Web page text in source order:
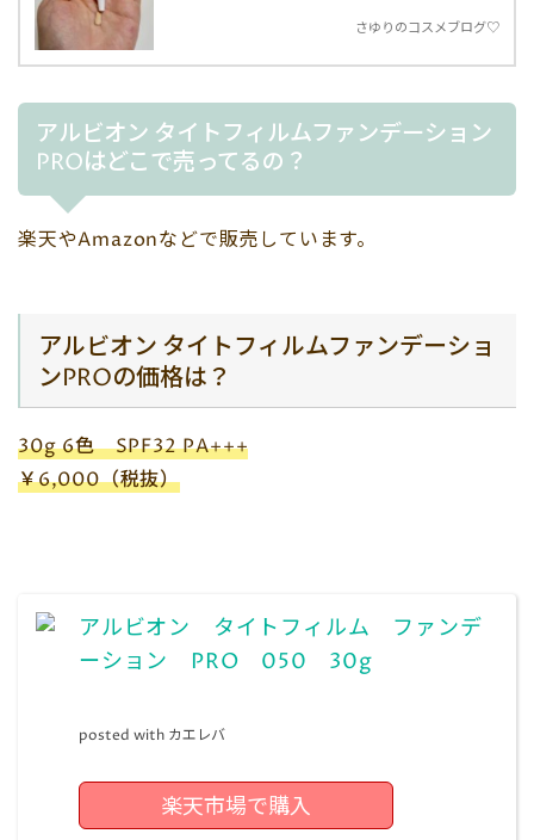
さゆりのコスメブログ♡
アルビオン タイトフィルムファンデーション
PROはどこで売ってるの？
楽天やAmazonなどで販売しています。
アルビオン タイトフィルムファンデーショ
ンPROの価格は？
30g 6色 SPF32 PA+++
￥6,000（税抜）
アルビオン タイトフィルム ファンデ
ーション PRO 050 30g
posted with カエレバ
楽天市場で購入